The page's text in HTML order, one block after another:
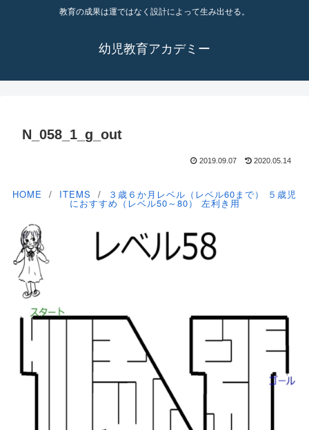
教育の成果は運ではなく設計によって生み出せる。
幼児教育アカデミー
N_058_1_g_out
2019.09.07 2020.05.14
HOME ITEMS ３歳６か月レベル（レベル60まで） ５歳児
におすすめ（レベル50～80） 左利き用